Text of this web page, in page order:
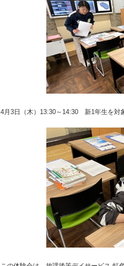
4月3日（木）13:30～14:30 新1年生を対